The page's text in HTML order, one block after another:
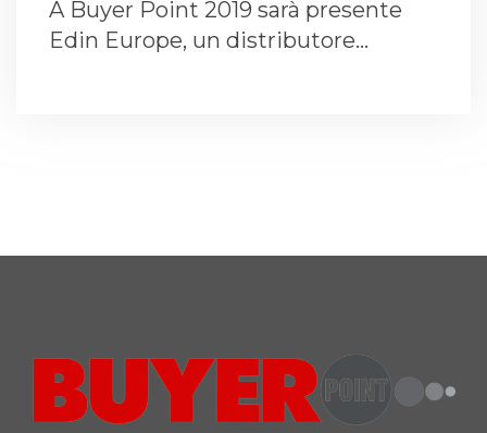
A Buyer Point 2019 sarà presente
Edin Europe, un distributore…